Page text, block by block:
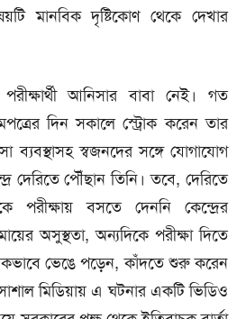
মানবিক দৃষ্টিকোণ থেকে দেখার
আনিসার বাবা নেই। গত
দিন সকালে স্ট্রোক করেন তার
ব্যবস্থাসহ স্বজনদের সঙ্গে যোগাযোগ
দেরিতে পৌঁছান তিনি। তবে, দেরিতে
পরীক্ষায় বসতে দেননি কেন্দ্রের
অসুস্থতা, অন্যদিকে পরীক্ষা দিতে
ভেঙে পড়েন, কাঁদতে শুরু করেন
মিডিয়ায় এ ঘটনার একটি ভিডিও